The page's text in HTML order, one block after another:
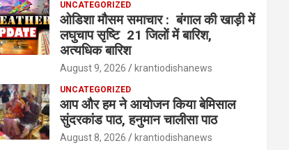
UNCATEGORIZED
ओडिशा मौसम समाचार : बंगाल की खाड़ी में
लघुचाप सृष्टि 21 जिलों में बारिश,
अत्यधिक बारिश
August 9, 2026 krantiodishanews
UNCATEGORIZED
आप और हम ने आयोजन किया बेमिसाल
सुंदरकांड पाठ, हनुमान चालीसा पाठ
August 8, 2026 krantiodishanews